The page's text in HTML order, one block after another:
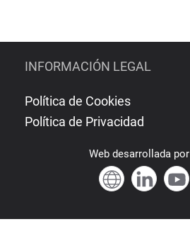
INFORMACIÓN LEGAL
Política de Cookies
Política de Privacidad
Webdesarrollada por